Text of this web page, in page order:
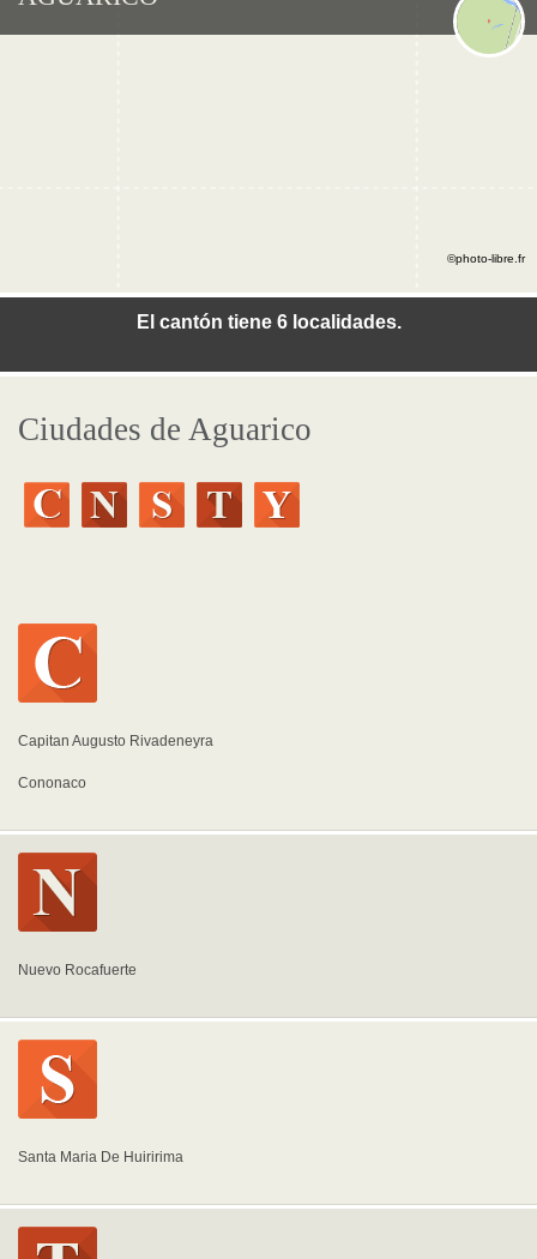
El cantón tiene 6 localidades.
©photo-libre.fr
Ciudades de Aguarico
Capitan Augusto Rivadeneyra
Cononaco
Nuevo Rocafuerte
Santa Maria De Huiririma